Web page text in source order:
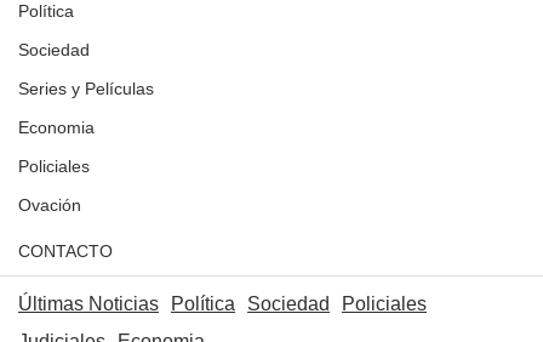
Política
Sociedad
Series y Películas
Economia
Policiales
Ovación
CONTACTO
Últimas Noticias Política Sociedad
Policiales